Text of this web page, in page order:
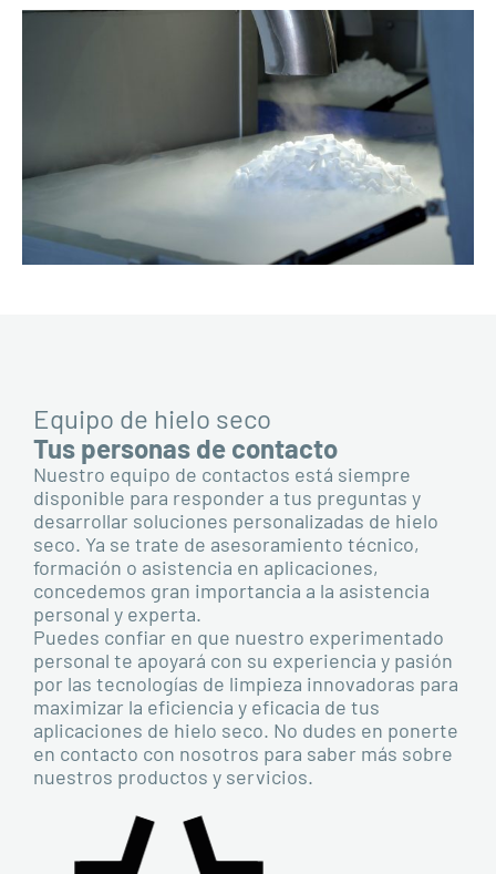
Equipo de hielo seco
Tus personas de contacto
Nuestro equipo de contactos está siempre
disponible para responder a tus preguntas y
desarrollar soluciones personalizadas de hielo
seco. Ya se trate de asesoramiento técnico,
formación o asistencia en aplicaciones,
concedemos gran importancia a la asistencia
personal y experta.
Puedes confiar en que nuestro experimentado
personal te apoyará con su experiencia y pasión
por las tecnologías de limpieza innovadoras para
maximizar la eficiencia y eficacia de tus
aplicaciones de hielo seco. No dudes en ponerte
en contacto con nosotros para saber más sobre
nuestros productos y servicios.